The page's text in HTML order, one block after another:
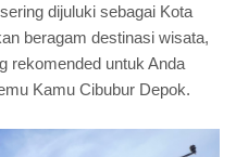
dijuluki sebagai Kota
beragam destinasi wisata,
rekomended untuk Anda
Kamu Cibubur Depok.